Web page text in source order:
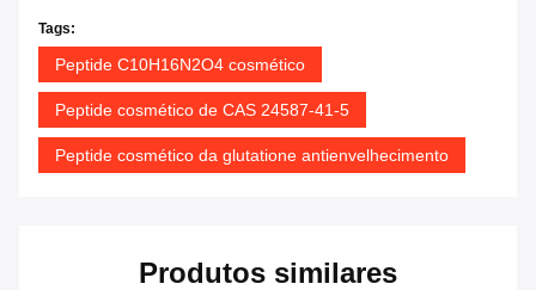
Tags:
Peptide C10H16N2O4 cosmético
Peptide cosmético de CAS 24587-41-5
Peptide cosmético da glutatione antienvelhecimento
Produtos similares